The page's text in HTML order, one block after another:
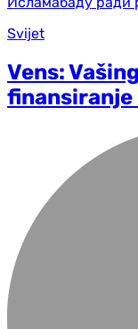
Svijet
Vens:
finansiranje